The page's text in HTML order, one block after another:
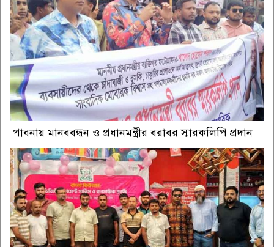
পাবনায় মানববন্ধন ও প্রধানমন্ত্রীর বরাবর স্মারকলিপি প্রদান